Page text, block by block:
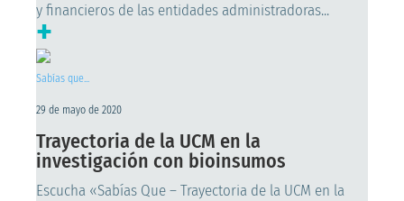
y financieros de las entidades administradoras...
+
Sabías que...
29 de mayo de 2020
Trayectoria de la UCM en la
investigación con bioinsumos
Escucha «Sabías Que – Trayectoria de la UCM en la